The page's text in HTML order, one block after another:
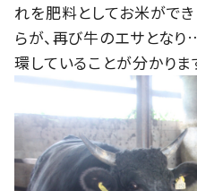
れを肥料としてお米がで
らが、再び牛のエサとな
環していることが分かりま